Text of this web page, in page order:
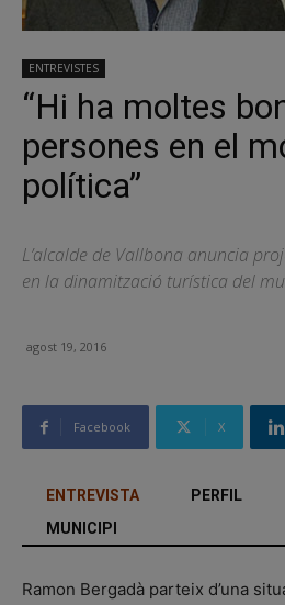
ENTREVISTES
“Hi ha moltes
persones en el
política”
L’alcalde de Vallbona anuncia
en la dinamització turística del
agost 19, 2016
Facebook X
ENTREVISTA PERFIL
MUNICIPI
Ramon Bergadà parteix d’una